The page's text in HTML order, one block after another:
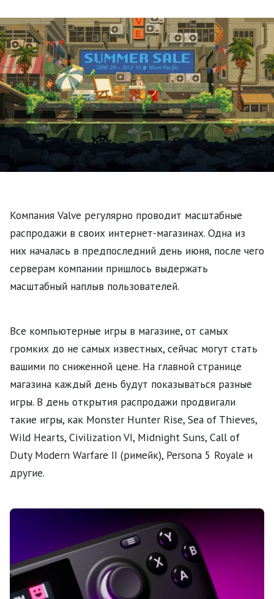
Компания Valve регулярно проводит масштабные
распродажи в своих интернет-магазинах. Одна из
них началась в предпоследний день июня, после чего
серверам компании пришлось выдержать
масштабный наплыв пользователей.
Все компьютерные игры в магазине, от самых
громких до не самых известных, сейчас могут стать
вашими по сниженной цене. На главной странице
магазина каждый день будут показываться разные
игры. В день открытия распродажи продвигали
такие игры, как Monster Hunter Rise, Sea of Thieves,
Wild Hearts, Civilization VI, Midnight Suns, Call of
Duty Modern Warfare II (римейк), Persona 5 Royale и
другие.